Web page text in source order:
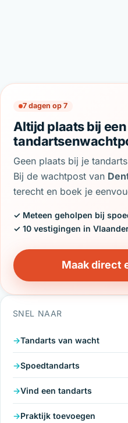
7 dagen op 7
Altijd plaats bij een
Geen plaats bij je
Bij de wachtpost van
terecht en boek je
✓ Meteen geholpen bij
✓ 10 vestigingen in
Maak direct
SNEL NAAR
Tandarts van wacht
Spoedtandarts
Vind een tandarts
Praktijk toevoegen